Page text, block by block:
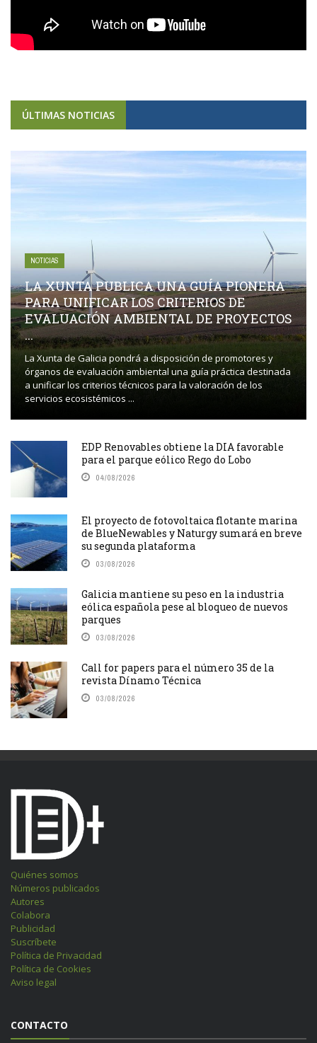
ÚLTIMAS NOTICIAS
NOTICIAS
LA XUNTA PUBLICA UNA GUÍA PIONERA
PARA UNIFICAR LOS CRITERIOS DE
EVALUACIÓN AMBIENTAL DE PROYECTOS
...
La Xunta de Galicia pondrá a disposición de promotores y
órganos de evaluación ambiental una guía práctica destinada
a unificar los criterios técnicos para la valoración de los
servicios ecosistémicos ...
EDP Renovables obtiene la DIA favorable
para el parque eólico Rego do Lobo
04/08/2026
El proyecto de fotovoltaica flotante marina
de BlueNewables y Naturgy sumará en breve
su segunda plataforma
03/08/2026
Galicia mantiene su peso en la industria
eólica española pese al bloqueo de nuevos
parques
03/08/2026
Call for papers para el número 35 de la
revista Dínamo Técnica
03/08/2026
Quiénes somos
Números publicados
Autores
Colabora
Publicidad
Suscríbete
Política de Privacidad
Política de Cookies
Aviso legal
CONTACTO